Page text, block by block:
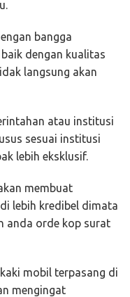
bangga
dengan kualitas
langsung akan
atau institusi
sesuai institusi
lebih eksklusif.
membuat
lebih kredibel dimata
anda orde kop surat
mobil terpasang di
mengingat